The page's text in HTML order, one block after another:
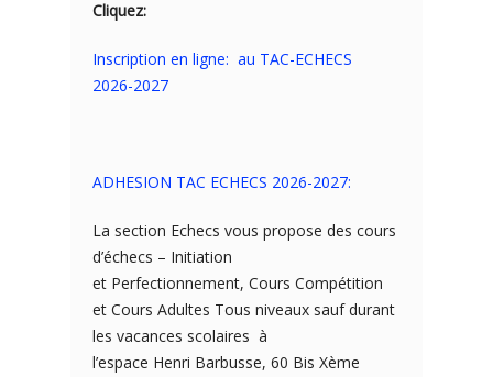
Cliquez:
Inscription en ligne: au TAC-ECHECS
2026-2027
ADHESION TAC ECHECS 2026-2027:
La section Echecs vous propose des cours
d’échecs – Initiation
et Perfectionnement, Cours Compétition
et Cours Adultes Tous niveaux sauf durant
les vacances scolaires à
l’espace Henri Barbusse, 60 Bis Xème